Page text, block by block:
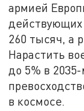
армией
260 тысяч, а
Нарастить
до 5% в
в космосе.